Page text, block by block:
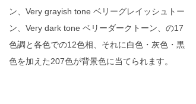
ン、Very grayish tone ベリーグレイッシュトー
ン、Very dark tone ベリーダークトーン、の17
色調と各色での12色相、それに白色・灰色・黒
色を加えた207色が背景色に当てられます。